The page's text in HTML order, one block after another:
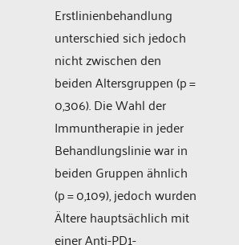
Erstlinienbehandlung
unterschied sich jedoch
nicht zwischen den
beiden Altersgruppen (p =
0,306). Die Wahl der
Immuntherapie in jeder
Behandlungslinie war in
beiden Gruppen ähnlich
(p = 0,109), jedoch wurden
Ältere hauptsächlich mit
einer Anti-PD1-